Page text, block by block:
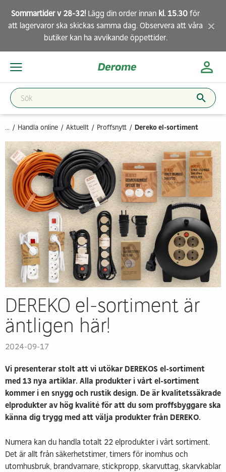
Sommartider v 28-32! Lägg din order innan kl. 15.30 för
att lagervaror ska skickas samma dag. Observera att våra
butikerkan ha avvikande öppettider. ×
... Handla online Aktuellt Proffsnytt Dereko el-sortiment
DEREKO el-sortiment är
äntligen här!
2024-09-17
Vi presenterar stolt att vi utökar DEREKOS el-sortiment
med 13 nya artiklar. Alla produkter i vårt el-sortiment
kommer i en snygg och rustik design. De är kvalitetssäkrade
elprodukter av hög kvalité för att du som proffsbyggare ska
känna dig trygg med att välja produkter från DEREKO.
Numera kan du handla totalt 22 elprodukter i vårt sortiment.
Det är allt från säkerhetstimer, timers för inomhus och
utomhusbruk, brandvarnare, stickpropp, skarvuttag, skarvkablar